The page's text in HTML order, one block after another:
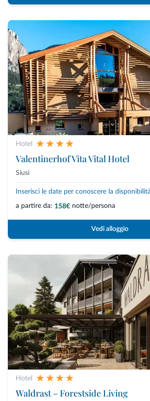
Hotel
Valentinerhof Vita Vital Hotel
Siusi
Inserisci le date per conoscere la disponibilità
a partire da: 158€ notte/persona
Vedi alloggio
Hotel
Waldrast – Forestside Living